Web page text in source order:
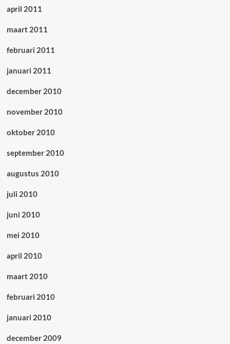
april 2011
maart 2011
februari 2011
januari 2011
december 2010
november 2010
oktober 2010
september 2010
augustus 2010
juli 2010
juni 2010
mei 2010
april 2010
maart 2010
februari 2010
januari 2010
december 2009